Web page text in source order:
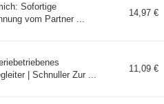
Sofortige
vom Partner ...
14,97 €
| Schnuller Zur ...
11,09 €